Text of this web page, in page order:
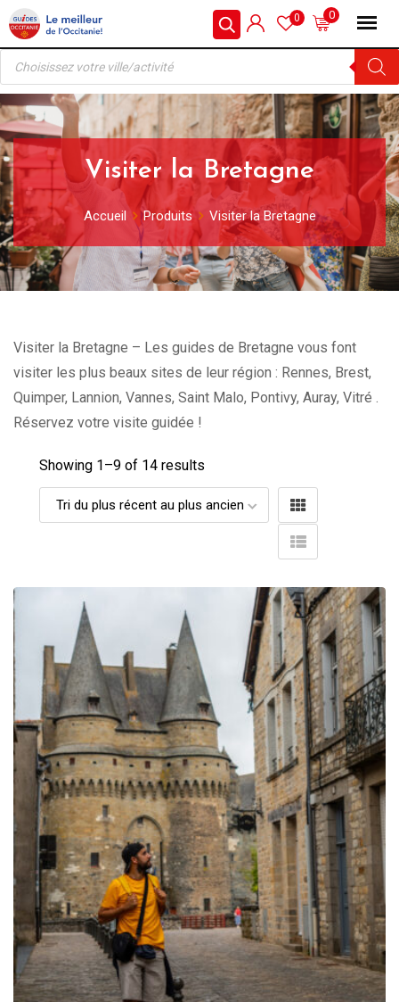
Skip
to
content
0
0
Recherche
produits
Visiter la Bretagne
Accueil Produits Visiter la Bretagne
Visiter la Bretagne – Les guides de Bretagne vous font
visiter les plus beaux sites de leur région : Rennes, Brest,
Quimper, Lannion, Vannes, Saint Malo, Pontivy, Auray, Vitré .
Réservez votre visite guidée !
Showing 1–9 of 14 results